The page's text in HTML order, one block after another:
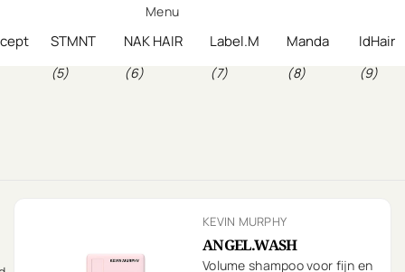
Menu
STMNT
(5)
NAK HAIR
(6)
Label.M
(7)
Manda
(8)
IdHair
(9)
KEVIN MURPHY
ANGEL.WASH
Volume shampoo voor fijn en